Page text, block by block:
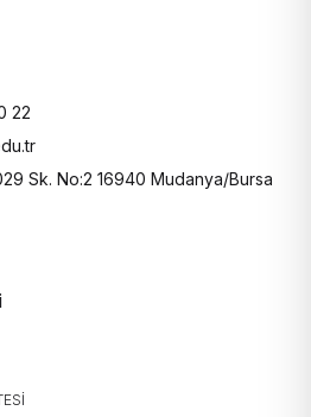
22
Sk. No:2 16940 Mudanya/Bursa